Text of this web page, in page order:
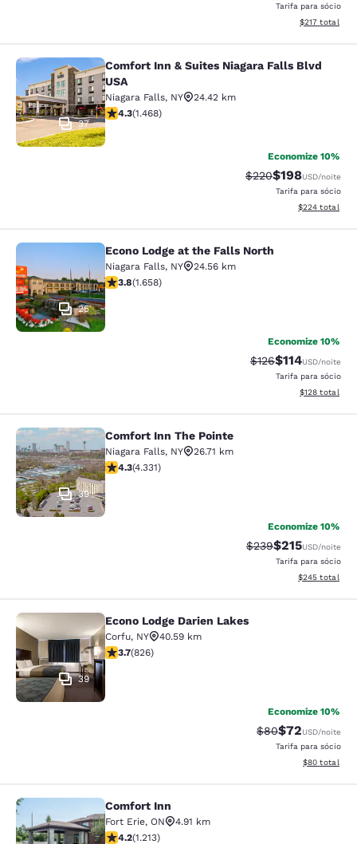
Tarifa para sócio
Exibir
$217 total
Comfort Inn & Suites Niagara Falls
37
Comfort Inn & Suites Niagara Falls Blvd
USA
Niagara Falls, NY
24.42 km
classificação 4.35 estrelas. Excelente. 1468 avaliações
4.3(1.468)
Economize 10%
Tarifa anterior
$220Tarifa com
$198USD/noite
Tarifa para sócio
Exibir
$224 total
Econo Lodge at the Falls North
25
Econo Lodge at the Falls North
Niagara Falls, NY
24.56 km
classificação 3.77 estrelas. Bom. 1658 avaliações
3.8(1.658)
Economize 10%
Tarifa anterior
$126Tarifa com
$114USD/noite
Tarifa para sócio
Exibir
$128 total
Comfort Inn The Pointe
39
Comfort Inn The Pointe
Niagara Falls, NY
26.71 km
classificação 4.3 estrelas. Excelente. 4331 avaliações
4.3(4.331)
Economize 10%
Tarifa anterior
$239Tarifa com
$215USD/noite
Tarifa para sócio
Exibir
$245 total
Econo Lodge Darien Lakes
39
Econo Lodge Darien Lakes
Corfu, NY
40.59 km
classificação 3.69 estrelas. Bom. 826 avaliações
3.7(826)
Economize 10%
Tarifa anterior
$80Tarifa com
$72USD/noite
Tarifa para sócio
Exibir
$80 total
Comfort InnComfort Inn
Fort Erie, ON
4.91 km
classificação 4.16 estrelas. Muito bom. 1213 avaliações
4.2(1.213)